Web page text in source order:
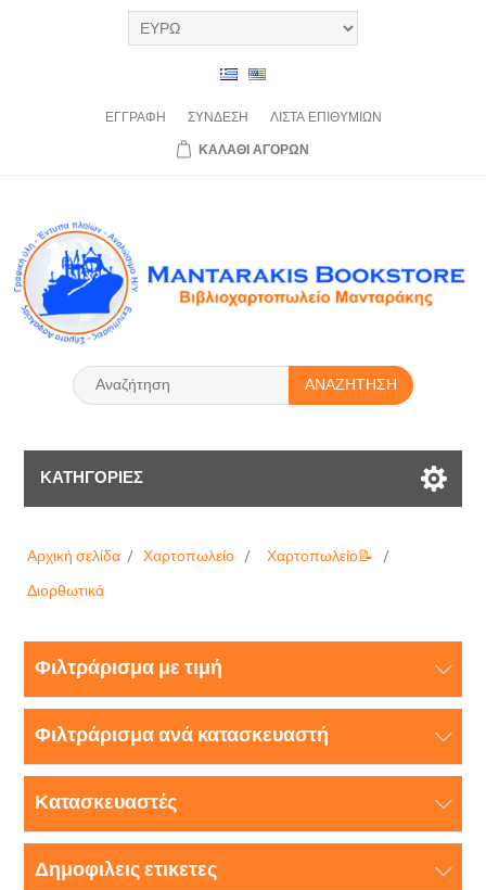
ΕΓΓΡΑΦΉ ΣΎΝΔΕΣΗ ΛΊΣΤΑ ΕΠΙΘΥΜΙΏΝ
ΚΑΛΆΘΙ ΑΓΟΡΏΝ
ΑΝΑΖΉΤΗΣΗ
ΚΑΤΗΓΟΡΊΕΣ
Αρχική σελίδα / Χαρτοπωλείο / Χαρτοπωλείο📝
/
Διορθωτικά
Φιλτράρισμα με τιμή
Φιλτράρισμα ανά κατασκευαστή
Κατασκευαστές
Δημοφιλεις ετικετες